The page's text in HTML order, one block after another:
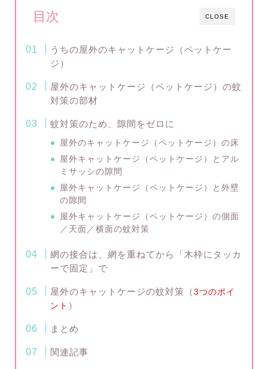
CLOSE
目次
うちの屋外のキャットケージ（ペットケー
ジ）
屋外のキャットケージ（ペットケージ）の蚊
対策の部材
蚊対策のため、隙間をゼロに
屋外のキャットケージ（ペットケージ）の床
屋外キャットケージ（ペットケージ）とアル
ミサッシの隙間
屋外キャットケージ（ペットケージ）と外壁
の隙間
屋外キャットケージ（ペットケージ）の側面
／天面／横面の蚊対策
網の接合は、網を重ねてから「木枠にタッカ
ーで固定」で
屋外のキャットケージの蚊対策（3つのポイ
ント ）
まとめ
関連記事